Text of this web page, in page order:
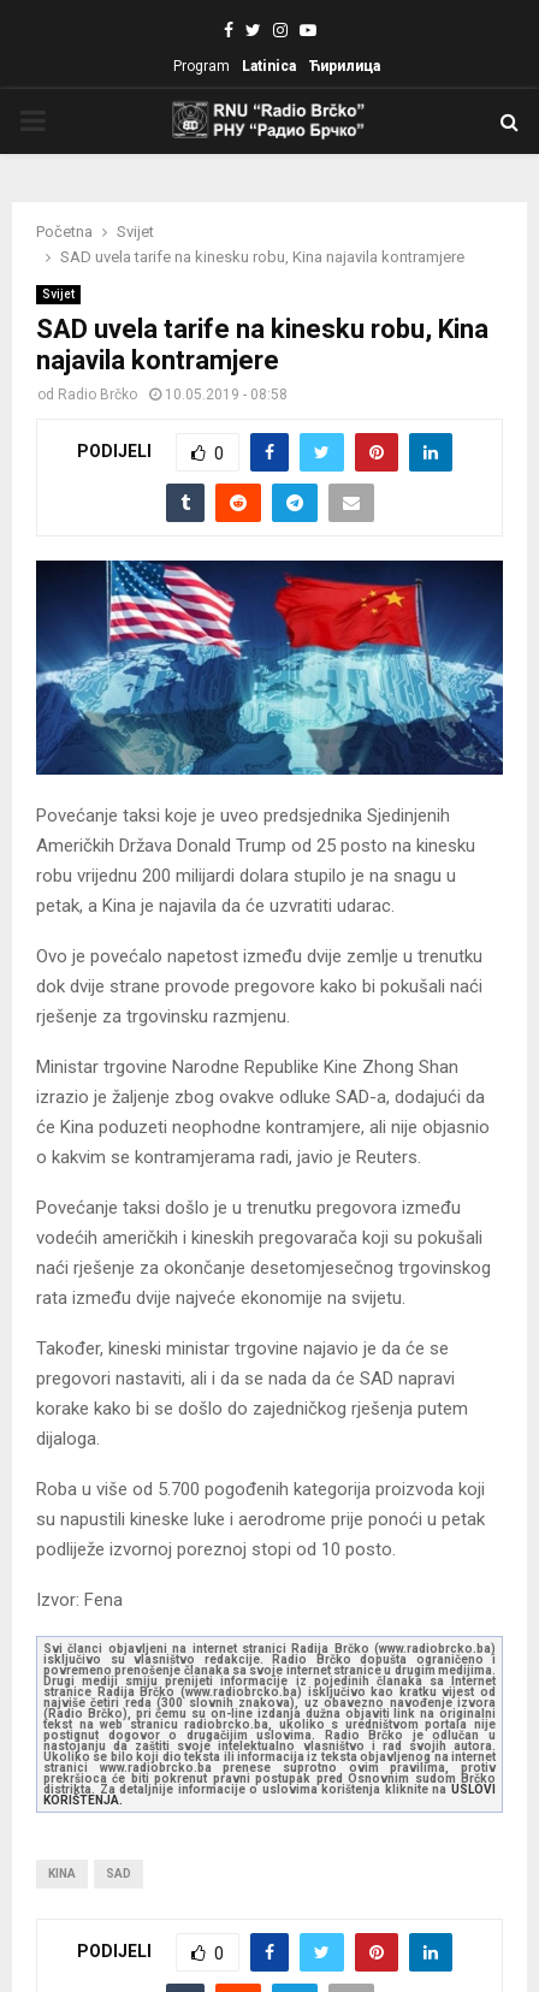
Facebook
TwitterInstagram
Youtube
Program Latinica Ћирилица
Početna
Svijet
SAD uvela tarife na kinesku robu, Kina najavila kontramjere
Svijet
SAD uvela tarife na kinesku robu, Kina
najavila kontramjere
od Radio Brčko 10.05.2019 - 08:58
PODIJELI 0
Povećanje taksi koje je uveo predsjednika Sjedinjenih
Američkih Država Donald Trump od 25 posto na kinesku
robu vrijednu 200 milijardi dolara stupilo je na snagu u
petak, a Kina je najavila da će uzvratiti udarac.
Ovo je povećalo napetost između dvije zemlje u trenutku
dok dvije strane provode pregovore kako bi pokušali naći
rješenje za trgovinsku razmjenu.
Ministar trgovine Narodne Republike Kine Zhong Shan
izrazio je žaljenje zbog ovakve odluke SAD-a, dodajući da
će Kina poduzeti neophodne kontramjere, ali nije objasnio
o kakvim se kontramjerama radi, javio je Reuters.
Povećanje taksi došlo je u trenutku pregovora između
vodećih američkih i kineskih pregovarača koji su pokušali
naći rješenje za okončanje desetomjesečnog trgovinskog
rata između dvije najveće ekonomije na svijetu.
Također, kineski ministar trgovine najavio je da će se
pregovori nastaviti, ali i da se nada da će SAD napravi
korake kako bi se došlo do zajedničkog rješenja putem
dijaloga.
Roba u više od 5.700 pogođenih kategorija proizvoda koji
su napustili kineske luke i aerodrome prije ponoći u petak
podliježe izvornoj poreznoj stopi od 10 posto.
Izvor: Fena
Svi članci objavljeni na internet stranici Radija Brčko (www.radiobrcko.ba)
isključivo su vlasništvo redakcije. Radio Brčko dopušta ograničeno i
povremeno prenošenje članaka sa svoje internet stranice u drugim medijima.
Drugi mediji smiju prenijeti informacije iz pojedinih članaka sa Internet
stranice Radija Brčko (www.radiobrcko.ba) isključivo kao kratku vijest od
najviše četiri reda (300 slovnih znakova), uz obavezno navođenje izvora
(Radio Brčko), pri čemu su on-line izdanja dužna objaviti link na originalni
tekst na web stranicu radiobrcko.ba, ukoliko s uredništvom portala nije
postignut dogovor o drugačijim uslovima. Radio Brčko je odlučan u
nastojanju da zaštiti svoje intelektualno vlasništvo i rad svojih autora.
Ukoliko se bilo koji dio teksta ili informacija iz teksta objavljenog na internet
stranici www.radiobrcko.ba prenese suprotno ovim pravilima, protiv
prekršioca će biti pokrenut pravni postupak pred Osnovnim sudom Brčko
distrikta. Za detaljnije informacije o uslovima korištenja kliknite na USLOVI
KORIŠTENJA.
KINA SAD
PODIJELI 0